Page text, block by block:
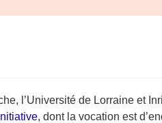
l’Université de Lorraine et
, dont la vocation est